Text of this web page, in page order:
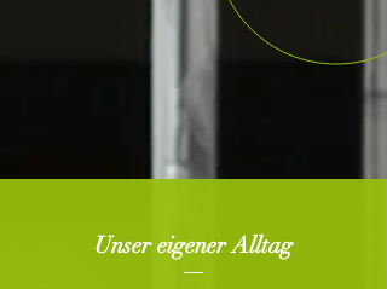
Unser eigener Alltag